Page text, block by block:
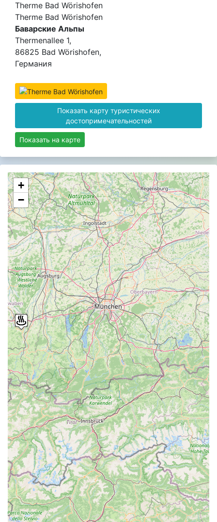
Therme Bad Wörishofen
Therme Bad Wörishofen
Баварские Альпы
Thermenallee 1,
86825 Bad Wörishofen,
Германия
Показать карту туристических
достопримечательностей
Показать на карте
+
−